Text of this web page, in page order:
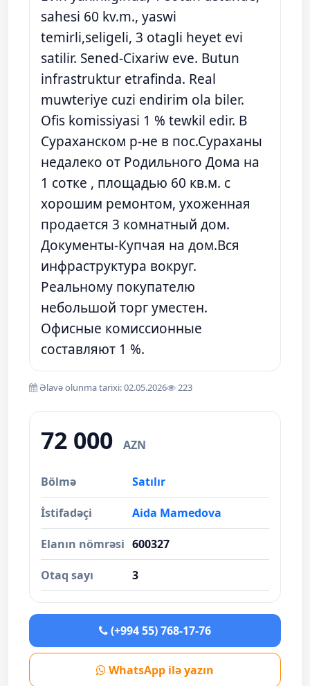
sahesi 60 kv.m., yaswi
temirli,seligeli, 3 otagli heyet evi
satilir. Sened-Cixariw eve. Butun
infrastruktur etrafinda. Real
muwteriye cuzi endirim ola biler.
Ofis komissiyasi 1 % tewkil edir. В
Сураханском р-не в пос.Сураханы
недалеко от Родильного Дома на
1 сотке , площадью 60 кв.м. с
хорошим ремонтом, ухоженная
продается 3 комнатный дом.
Документы-Купчая на дом.Вся
инфраструктура вокруг.
Реальному покупателю
небольшой торг уместен.
Офисные комиссионные
составляют 1 %.
Əlavə olunma tarixi: 02.05.2026 223
72 000 AZN
Bölmə Satılır
İstifadəçi Aida Mamedova
Elanın nömrəsi 600327
Otaq sayı 3
(+994 55) 768-17-76
WhatsApp ilə yazın